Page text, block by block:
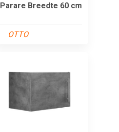
Parare Breedte 60 cm
OTTO